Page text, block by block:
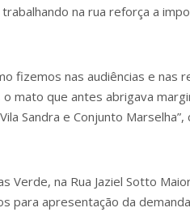
na rua reforça a
fizemos nas audiências e nas
mato que antes abrigava
Sandra e Conjunto Marselha”,
Verde, na Rua Jaziel Sotto
para apresentação da